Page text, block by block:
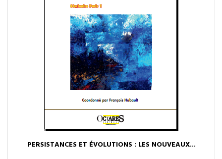
PERSISTANCES ET ÉVOLUTIONS : LES NOUVEAUX...